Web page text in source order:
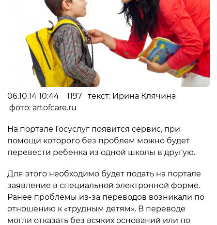
06.10.14 10:44 1197 текст: Ирина Клячина
фото: artofcare.ru
На портале Госуслуг появится сервис, при
помощи которого без проблем можно будет
перевести ребенка из одной школы в другую.
Для этого необходимо будет подать на портале
заявление в специальной электронной форме.
Ранее проблемы из-за переводов возникали по
отношению к «трудным детям». В переводе
могли отказать без всяких оснований или по